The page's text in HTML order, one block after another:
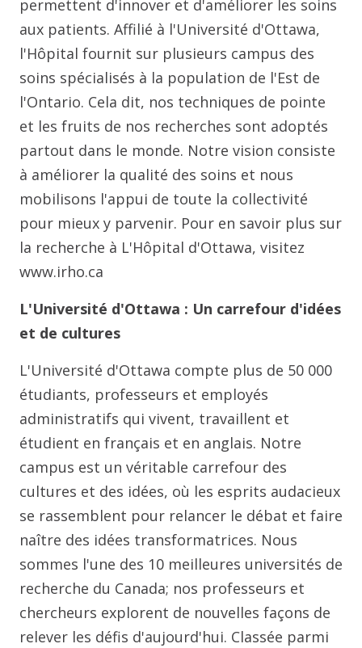
permettent d'innover et d'améliorer les soins
aux patients. Affilié à l'Université d'Ottawa,
l'Hôpital fournit sur plusieurs campus des
soins spécialisés à la population de l'Est de
l'Ontario. Cela dit, nos techniques de pointe
et les fruits de nos recherches sont adoptés
partout dans le monde. Notre vision consiste
à améliorer la qualité des soins et nous
mobilisons l'appui de toute la collectivité
pour mieux y parvenir. Pour en savoir plus sur
la recherche à L'Hôpital d'Ottawa, visitez
www.irho.ca
L'Université d'Ottawa : Un carrefour d'idées
et de cultures
L'Université d'Ottawa compte plus de 50 000
étudiants, professeurs et employés
administratifs qui vivent, travaillent et
étudient en français et en anglais. Notre
campus est un véritable carrefour des
cultures et des idées, où les esprits audacieux
se rassemblent pour relancer le débat et faire
naître des idées transformatrices. Nous
sommes l'une des 10 meilleures universités de
recherche du Canada; nos professeurs et
chercheurs explorent de nouvelles façons de
relever les défis d'aujourd'hui. Classée parmi